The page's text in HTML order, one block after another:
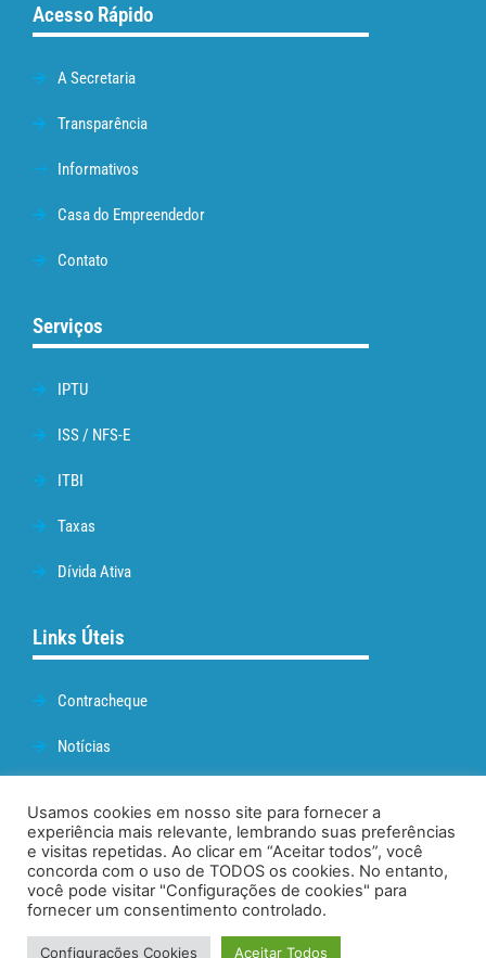
Acesso Rápido
A Secretaria
Transparência
Informativos
Casa do Empreendedor
Contato
Serviços
IPTU
ISS / NFS-E
ITBI
Taxas
Dívida Ativa
Links Úteis
Contracheque
Notícias
Webmail
Administração
Usamos cookies em nosso site para fornecer a
experiência mais relevante, lembrando suas preferências
e visitas repetidas. Ao clicar em “Aceitar todos”, você
concorda com o uso de TODOS os cookies. No entanto,
você pode visitar "Configurações de cookies" para
fornecer um consentimento controlado.
Configurações Cookies Aceitar Todos